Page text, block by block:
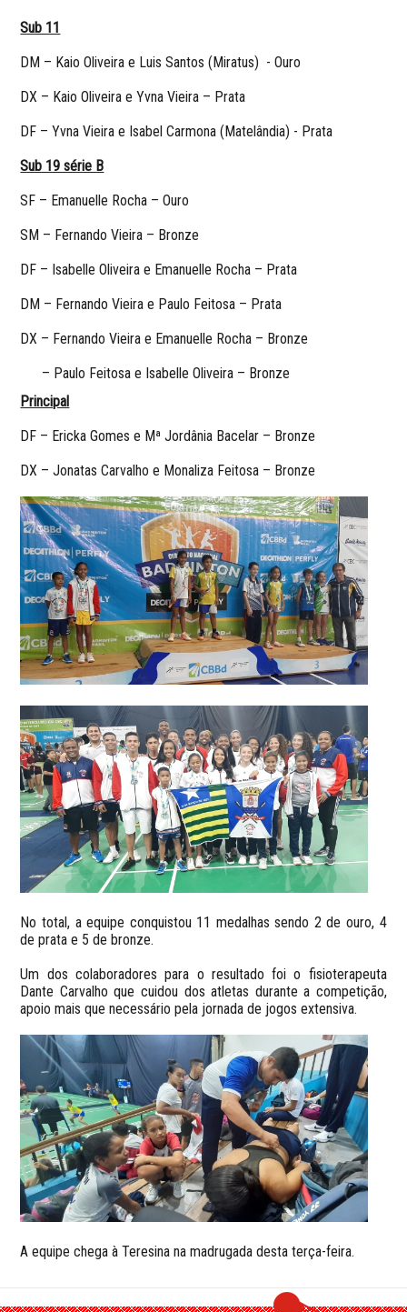
Sub 11
DM – Kaio Oliveira e Luis Santos (Miratus) - Ouro
DX – Kaio Oliveira e Yvna Vieira – Prata
DF – Yvna Vieira e Isabel Carmona (Matelândia) - Prata
Sub 19 série B
SF – Emanuelle Rocha – Ouro
SM – Fernando Vieira – Bronze
DF – Isabelle Oliveira e Emanuelle Rocha – Prata
DM – Fernando Vieira e Paulo Feitosa – Prata
DX – Fernando Vieira e Emanuelle Rocha – Bronze
– Paulo Feitosa e Isabelle Oliveira – Bronze
Principal
DF – Ericka Gomes e Mª Jordânia Bacelar – Bronze
DX – Jonatas Carvalho e Monaliza Feitosa – Bronze
No total, a equipe conquistou 11 medalhas sendo 2 de ouro, 4
de prata e 5 de bronze.
Um dos colaboradores para o resultado foi o fisioterapeuta
Dante Carvalho que cuidou dos atletas durante a competição,
apoio mais que necessário pela jornada de jogos extensiva.
A equipe chega à Teresina na madrugada desta terça-feira.